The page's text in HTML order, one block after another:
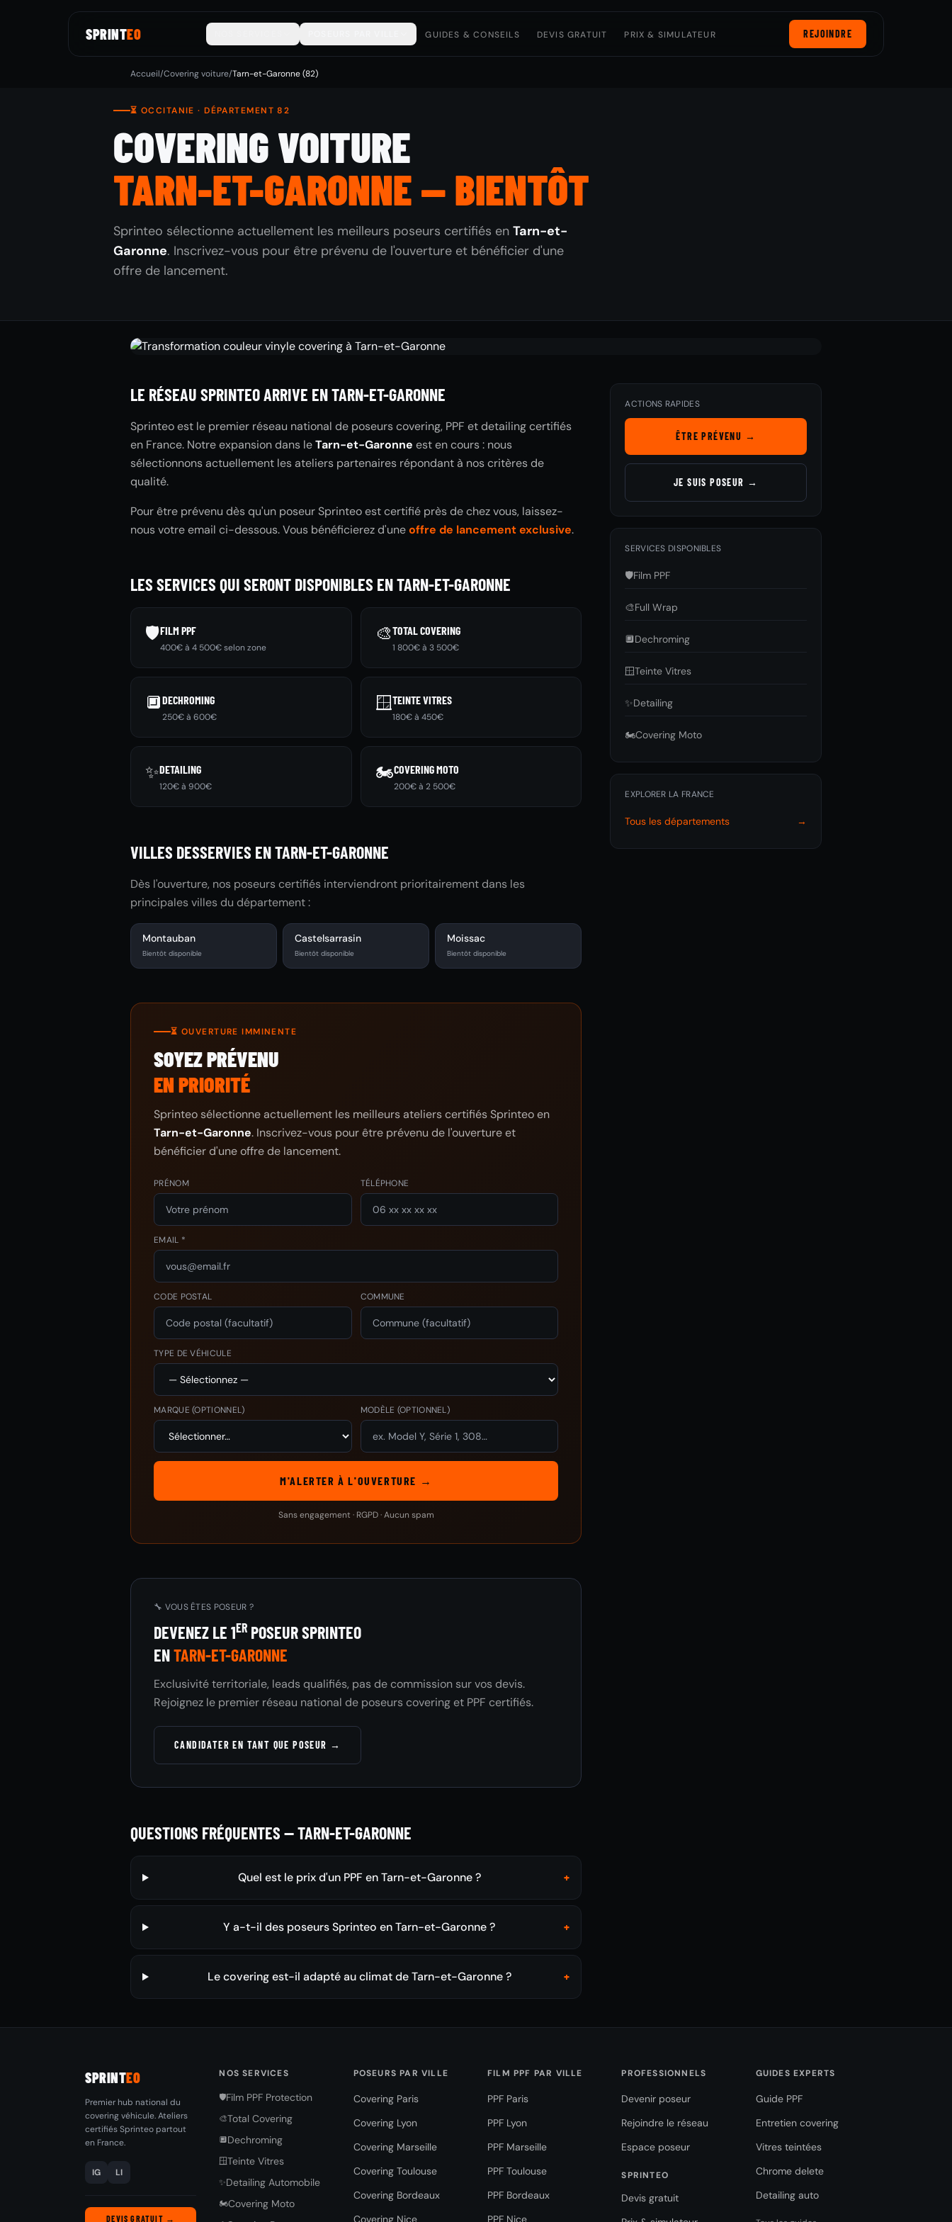
SPRINTEO GUIDES & CONSEILS DEVIS GRATUIT PRIX & SIMULATEUR REJOINDRE
Accueil/Covering voiture/Tarn-et-Garonne (82)
⏳ OCCITANIE · DÉPARTEMENT 82
COVERING VOITURE
TARN-ET-GARONNE — BIENTÔT
Sprinteo sélectionne actuellement les meilleurs poseurs certifiés en Tarn-et-
Garonne. Inscrivez-vous pour être prévenu de l'ouverture et bénéficier d'une
offre de lancement.
LE RÉSEAU SPRINTEO ARRIVE EN TARN-ET-GARONNE
Sprinteo est le premier réseau national de poseurs covering, PPF et detailing certifiés
en France. Notre expansion dans leTarn-et-Garonne est en cours : nous
sélectionnons actuellement les ateliers partenaires répondant à nos critères de
qualité.
Pour être prévenu dès qu'un poseur Sprinteo est certifié près de chez vous, laissez-
nous votre email ci-dessous. Vous bénéficierez d'uneoffre de lancement exclusive.
LES SERVICES QUI SERONT DISPONIBLES EN TARN-ET-GARONNE
🛡️FILM PPF
400€ à 4 500€ selon zone
🎨TOTAL COVERING
1 800€ à 3 500€
🔲DECHROMING
250€ à 600€
🪟TEINTE VITRES
180€ à 450€
✨DETAILING
120€ à 900€
🏍️COVERING MOTO
200€ à 2 500€
VILLES DESSERVIES EN TARN-ET-GARONNE
Dès l'ouverture, nos poseurs certifiés interviendront prioritairement dans les
principales villes du département :
Montauban
Bientôt disponible
Castelsarrasin
Bientôt disponible
Moissac
Bientôt disponible
⏳ OUVERTURE IMMINENTE
SOYEZ PRÉVENU
EN PRIORITÉ
Sprinteo sélectionne actuellement les meilleurs ateliers certifiés Sprinteo en
Tarn-et-Garonne. Inscrivez-vous pour être prévenu de l'ouverture et
bénéficier d'une offre de lancement.
PRÉNOM TÉLÉPHONE
EMAIL *
CODE POSTAL COMMUNE
TYPE DE VÉHICULE
MARQUE(OPTIONNEL) MODÈLE (OPTIONNEL)
M'ALERTER À L'OUVERTURE →
Sans engagement · RGPD · Aucun spam
🔧 VOUS ÊTES POSEUR ?
DEVENEZ LE 1ER POSEUR SPRINTEO
ENTARN-ET-GARONNE
Exclusivité territoriale, leads qualifiés, pas de commission sur vos devis.
Rejoignez le premier réseau national de poseurs covering et PPF certifiés.
CANDIDATER EN TANT QUE POSEUR →
QUESTIONS FRÉQUENTES — TARN-ET-GARONNE
Quel est le prix d'un PPF en Tarn-et-Garonne ? +
Y a-t-il des poseurs Sprinteo en Tarn-et-Garonne ? +
Le covering est-il adapté au climat de Tarn-et-Garonne ? +
ACTIONS RAPIDES
ÊTRE PRÉVENU →
JE SUIS POSEUR →
SERVICES DISPONIBLES
🛡️Film PPF
🎨Full Wrap
🔲Dechroming
🪟Teinte Vitres
✨Detailing
🏍️Covering Moto
EXPLORER LA FRANCE
Tous les départements →
SPRINTEO
Premier hub national du
covering véhicule. Ateliers
certifiés Sprinteo partout
en France.
IG LI
DEVIS GRATUIT →
NOS SERVICES
🛡️Film PPF Protection
🎨Total Covering
🔲Dechroming
🪟Teinte Vitres
✨Detailing Automobile
🏍️Covering Moto
POSEURS PAR VILLE
Covering Paris
Covering Lyon
Covering Marseille
Covering Toulouse
Covering Bordeaux
Covering Nice
FILM PPF PAR VILLE
PPF Paris
PPF Lyon
PPF Marseille
PPF Toulouse
PPF Bordeaux
PPF Nice
PROFESSIONNELS
Devenir poseur
Rejoindre le réseau
Espace poseur
SPRINTEO
Devis gratuit
GUIDES EXPERTS
Guide PPF
Entretien covering
Vitres teintées
Chrome delete
Detailing auto